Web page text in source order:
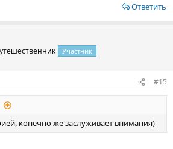
Ответить
Участник
#15
конечно же заслуживает внимания)